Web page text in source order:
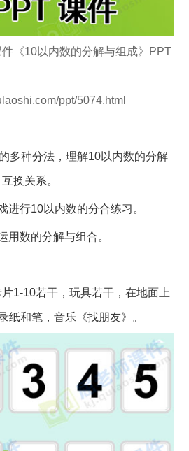
《10以内数的分解与组成》PPT
ppt/5074.html
种分法，理解10以内数的分解
换关系。
行10以内数的分合练习。
数的分解与组合。
10若干，玩具若干，在地面上
纸和笔，音乐《找朋友》。